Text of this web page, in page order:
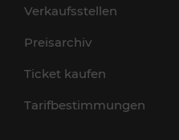
Verkaufsstellen
Preisarchiv
Ticket kaufen
Tarifbestimmungen